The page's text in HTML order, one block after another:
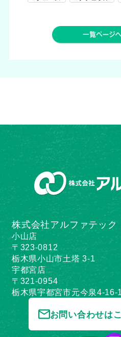
株式会社アルファテック
小山店
〒323-0812
栃木県小山市土塔 3-1
宇都宮店
〒321-0954
栃木県宇都宮市元今泉4-16-
お問い合わせは